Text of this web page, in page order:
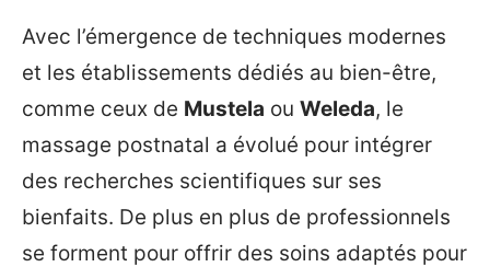
Avec l’émergence de techniques modernes
et les établissements dédiés au bien-être,
comme ceux de Mustela ou Weleda, le
massage postnatal a évolué pour intégrer
des recherches scientifiques sur ses
bienfaits. De plus en plus de professionnels
se forment pour offrir des soins adaptés pour